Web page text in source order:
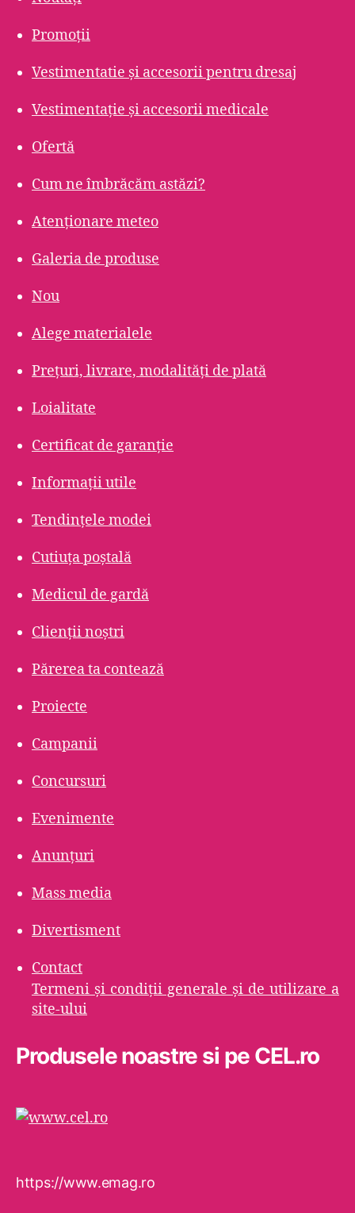
Promoții
Vestimentatie și accesorii pentru dresaj
Vestimentație și accesorii medicale
Ofertă
Cum ne îmbrăcăm astăzi?
Atenționare meteo
Galeria de produse
Nou
Alege materialele
Prețuri, livrare, modalități de plată
Loialitate
Certificat de garanție
Informații utile
Tendințele modei
Cutiuța poștală
Medicul de gardă
Clienții noștri
Părerea ta contează
Proiecte
Campanii
Concursuri
Evenimente
Anunțuri
Mass media
Divertisment
Contact
Termeni şi condiţii generale şi de utilizare a
site-ului
Produsele noastre si pe CEL.ro
https://www.emag.ro